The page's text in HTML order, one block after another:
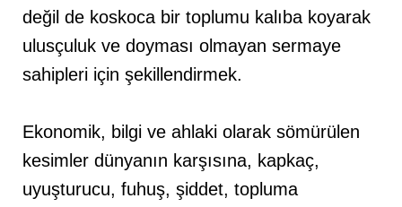
değil de koskoca bir toplumu kalıba koyarak
ulusçuluk ve doyması olmayan sermaye
sahipleri için şekillendirmek.
Ekonomik, bilgi ve ahlaki olarak sömürülen
kesimler dünyanın karşısına, kapkaç,
uyuşturucu, fuhuş, şiddet, topluma